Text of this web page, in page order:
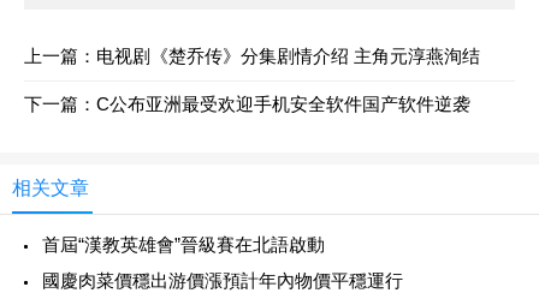
上一篇： 电视剧《楚乔传》分集剧情介绍 主角元淳燕洵结
下一篇： C公布亚洲最受欢迎手机安全软件国产软件逆袭
相关文章
首屆“漢教英雄會”晉級賽在北語啟動
國慶肉菜價穩出游價漲預計年內物價平穩運行